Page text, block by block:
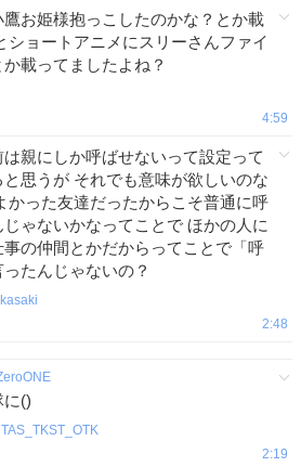
お姫様抱っこしたのかな？とか載
ショートアニメにスリーさんファイ
載ってましたよね？
4:59
親にしか呼ばせないって設定って
思うが それでも意味が欲しいのな
かった友達だったからこそ普通に呼
ゃないかなってことで ほかの人に
の仲間とかだからってことで「呼
たんじゃないの？
2:48
に()
2:19